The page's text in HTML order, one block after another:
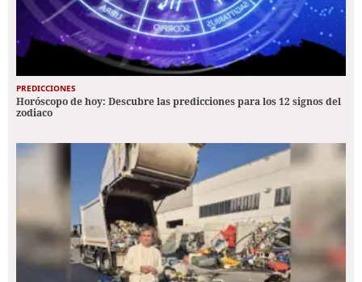
PREDICCIONES
Horóscopo de hoy: Descubre las predicciones para los 12 signos del
zodiaco